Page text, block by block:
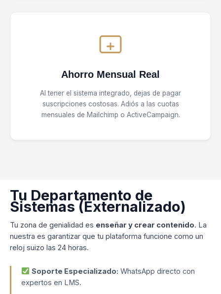
Ahorro Mensual Real
Al tener el sistema integrado, dejas de pagar
suscripciones costosas. Adiós a las cuotas
mensuales de Mailchimp o ActiveCampaign.
Tu Departamento de
Sistemas (Externalizado)
Tu zona de genialidad es enseñar y crear contenido. La
nuestra es garantizar que tu plataforma funcione como un
reloj suizo las 24 horas.
Soporte Especializado: WhatsApp directo con
expertos en LMS.